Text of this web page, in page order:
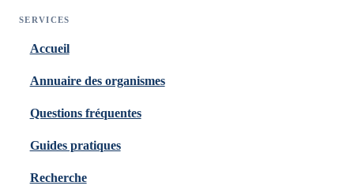
SERVICES
Accueil
Annuaire des organismes
Questions fréquentes
Guides pratiques
Recherche